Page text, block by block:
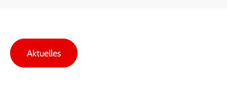
Aktuelles